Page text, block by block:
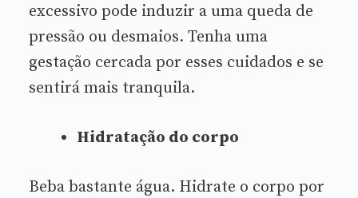
excessivo pode induzir a uma queda de
pressão ou desmaios. Tenha uma
gestação cercada por esses cuidados e se
sentirá mais tranquila.
Hidratação do corpo
Beba bastante água. Hidrate o corpo por